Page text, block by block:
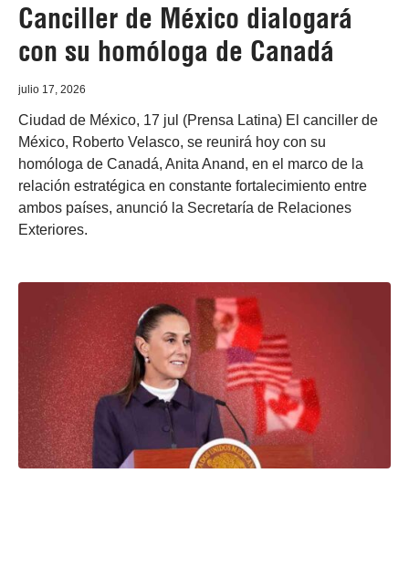
Canciller de México dialogará
con su homóloga de Canadá
julio 17, 2026
Ciudad de México, 17 jul (Prensa Latina) El canciller de
México, Roberto Velasco, se reunirá hoy con su
homóloga de Canadá, Anita Anand, en el marco de la
relación estratégica en constante fortalecimiento entre
ambos países, anunció la Secretaría de Relaciones
Exteriores.